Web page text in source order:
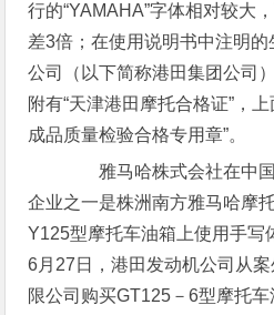
行的“YAMAHA”字体相对较大
差3倍；在使用说明书中注明
公司（以下简称港田集团公司
附有“天津港田摩托合格证”，
成品质量检验合格专用章”。
雅马哈株式会社在中国
企业之一是株洲南方雅马哈摩
Y125型摩托车油箱上使用手写
6月27日，港田发动机公司从
限公司购买GT125－6型摩托